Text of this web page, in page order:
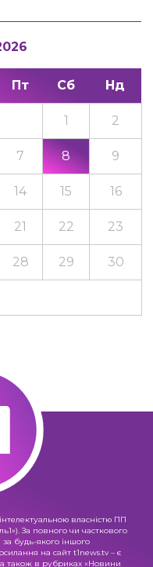
Пт Сб Нд
1 2
7 8 9
14 15 16
21 22 23
28 29 30
власністю ПП
За повного чи часткового
будь-якого іншого
на сайт t1news.tv – є
також в рубриках «Новини